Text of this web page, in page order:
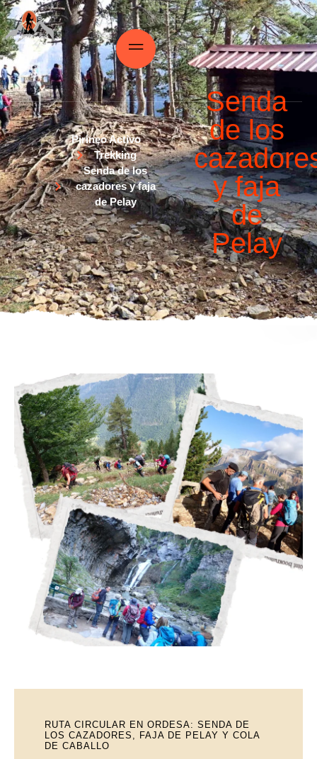
Senda
de los
y faja
de
Pelay
Pirineo Activo
Trekking
Senda de los
cazadores y faja
de Pelay
RUTA CIRCULAR EN ORDESA: SENDA DE
LOS CAZADORES, FAJA DE PELAY Y COLA
DE CABALLO